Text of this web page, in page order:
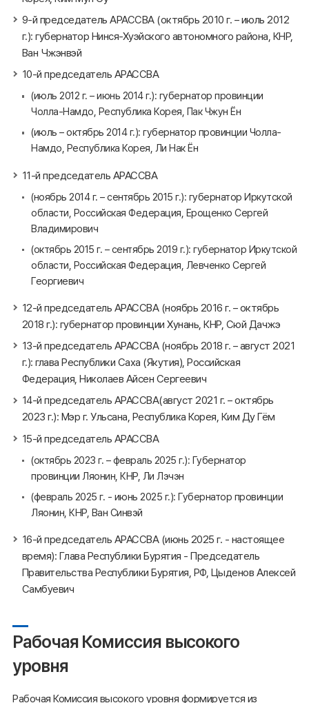
9-й председатель АРАССВА (октябрь 2010 г. – июль 2012
г.): губернатор Нинся-Хуэйского автономного района, КНР,
Ван Чжэнвэй
10-й председатель АРАССВА
(июль 2012 г. – июнь 2014 г.): губернатор провинции
Чолла-Намдо, Республика Корея, Пак Чжун Ён
(июль – октябрь 2014 г.): губернатор провинции Чолла-
Намдо, Республика Корея, Ли Нак Ён
11-й председатель АРАССВА
(ноябрь 2014 г. – сентябрь 2015 г.): губернатор Иркутской
области, Российская Федерация, Ерощенко Сергей
Владимирович
(октябрь 2015 г. – сентябрь 2019 г.): губернатор Иркутской
области, Российская Федерация, Левченко Сергей
Георгиевич
12-й председатель АРАССВА (ноябрь 2016 г. – октябрь
2018 г.): губернатор провинции Хунань, КНР, Сюй Дачжэ
13-й председатель АРАССВА (ноябрь 2018 г. – август 2021
г.): глава Республики Саха (Якутия), Российская
Федерация, Николаев Айсен Сергеевич
14-й председатель АРАССВА(август 2021 г. – октябрь
2023 г.): Мэр г. Ульсана, Республика Корея, Ким Ду Гём
15-й председатель АРАССВА
(октябрь 2023 г. – февраль 2025 г.): Губернатор
провинции Ляонин, КНР, Ли Лэчэн
(февраль 2025 г. - июнь 2025 г.): Губернатор провинции
Ляонин, КНР, Ван Синвэй
16-й председатель АРАССВА (июнь 2025 г. - настоящее
время): Глава Республики Бурятия - Председатель
Правительства Республики Бурятия, РФ, Цыденов Алексей
Самбуевич
Рабочая Комиссия высокого
уровня
Рабочая Комиссия высокого уровня формируется из